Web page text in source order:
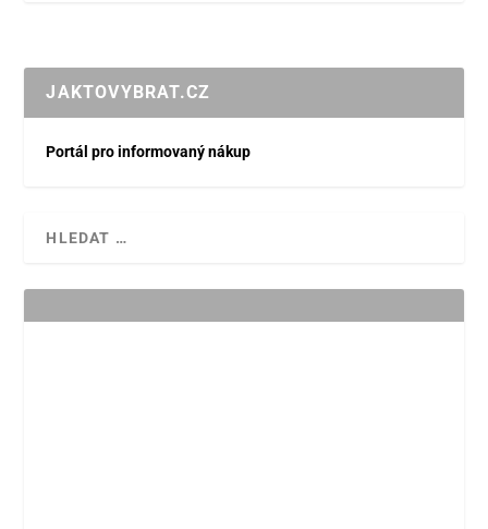
JAKTOVYBRAT.CZ
Portál pro informovaný nákup